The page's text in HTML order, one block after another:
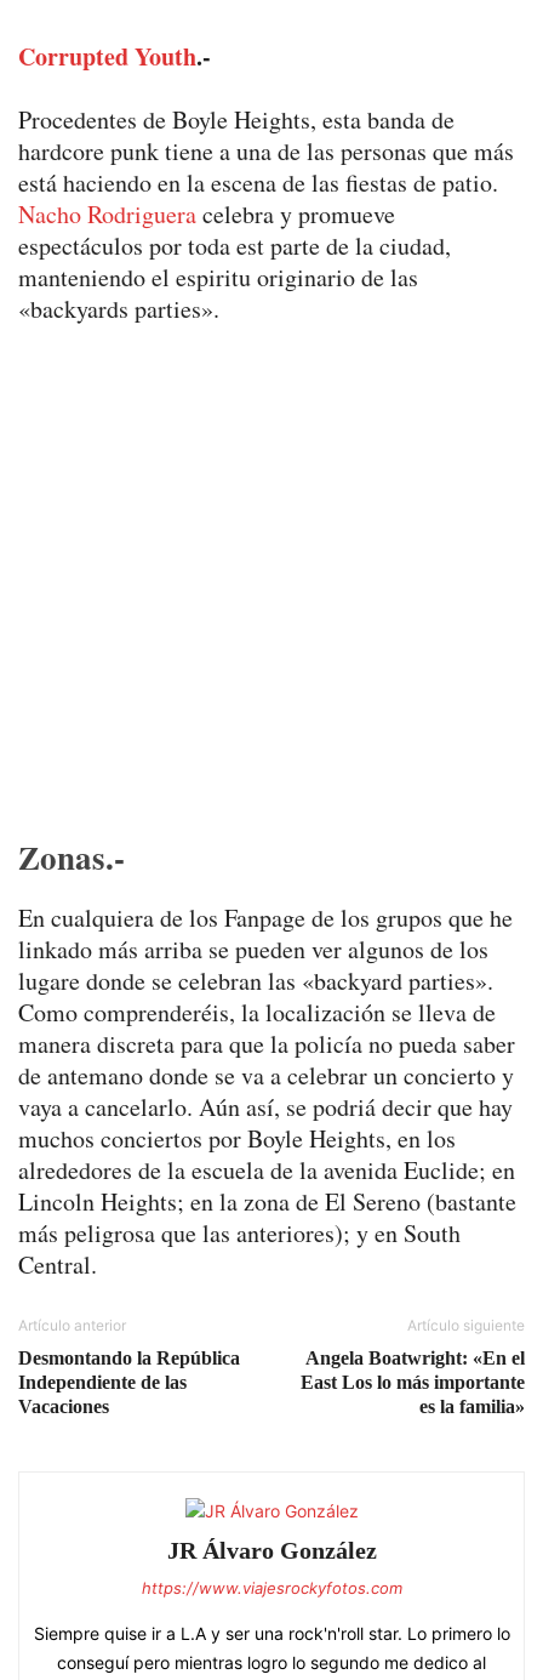
Corrupted Youth.-
Procedentes de Boyle Heights, esta banda de
hardcore punk tiene a una de las personas que más
está haciendo en la escena de las fiestas de patio.
Nacho Rodrigueracelebra y promueve
espectáculos por toda est parte de la ciudad,
manteniendo el espiritu originario de las
«backyards parties».
Zonas.-
En cualquiera de los Fanpage de los grupos que he
linkado más arriba se pueden ver algunos de los
lugare donde se celebran las «backyard parties».
Como comprenderéis, la localización se lleva de
manera discreta para que la policía no pueda saber
de antemano donde se va a celebrar un concierto y
vaya a cancelarlo. Aún así, se podriá decir que hay
muchos conciertos por Boyle Heights, en los
alrededores de la escuela de la avenida Euclide; en
Lincoln Heights; en la zona de El Sereno (bastante
más peligrosa que las anteriores); y en South
Central.
Artículo anterior
Desmontando la República
Independiente de las
Vacaciones
Artículo siguiente
Angela Boatwright: «En el
East Los lo más importante
es la familia»
JR Álvaro González
https://www.viajesrockyfotos.com
Siempre quise ir a L.A y ser una rock'n'roll star. Lo primero lo
conseguí pero mientras logro lo segundo me dedico al